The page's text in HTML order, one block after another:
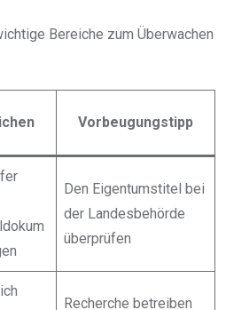
Bereiche zum Überwachen
Vorbeugungstipp
Den Eigentumstitel bei
der Landesbehörde
überprüfen
Recherche betreiben